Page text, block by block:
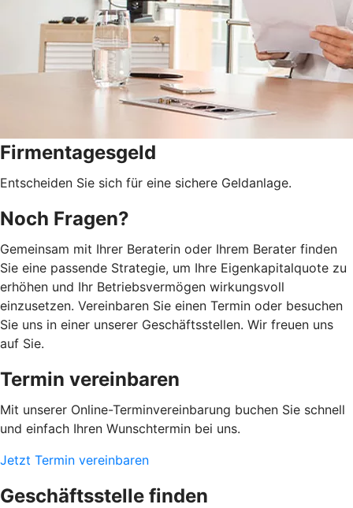
Firmentagesgeld
Entscheiden Sie sich für eine sichere Geldanlage.
Noch Fragen?
Gemeinsam mit Ihrer Beraterin oder Ihrem Berater finden
Sie eine passende Strategie, um Ihre Eigenkapitalquote zu
erhöhen und Ihr Betriebsvermögen wirkungsvoll
einzusetzen. Vereinbaren Sie einen Termin oder besuchen
Sie uns in einer unserer Geschäftsstellen. Wir freuen uns
auf Sie.
Termin vereinbaren
Mit unserer Online-Terminvereinbarung buchen Sie schnell
und einfach Ihren Wunschtermin bei uns.
Jetzt Termin vereinbaren
Geschäftsstelle finden